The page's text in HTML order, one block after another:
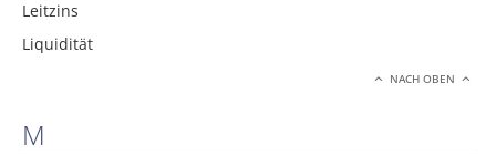
Leitzins
Liquidität
NACH OBEN
M